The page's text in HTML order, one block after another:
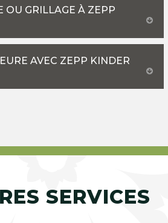
OU GRILLAGE À ZEPP
AVEC ZEPP KINDER
SERVICES